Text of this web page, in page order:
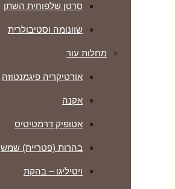
סרטן שלפוחית השתן
שוונומה וסטיבולרית
מחלות עור
אורטיקריה פיגמנטוזה
אקנה
אטופיק דרמטיטיס
בהרות (פטריית) שמש
ויטיליגו – בהקת